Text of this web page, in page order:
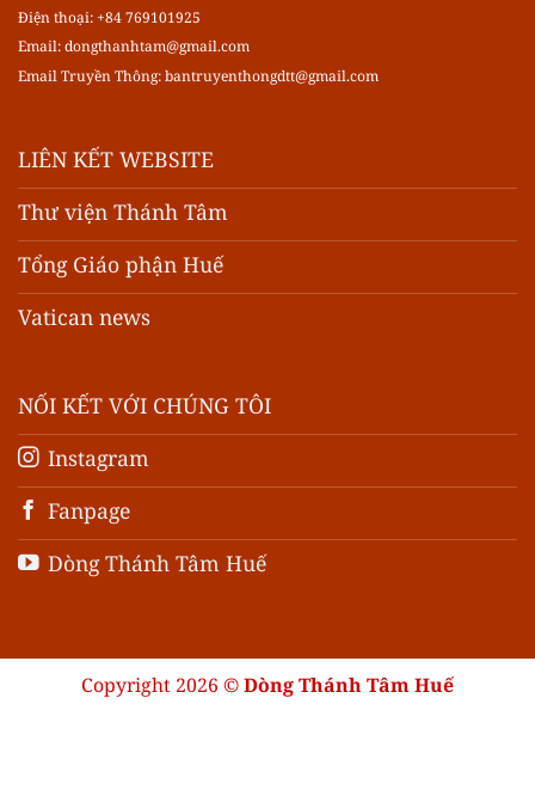
Điện thoại: +84 769101925
Email:dongthanhtam@gmail.com
Email Truyền Thông:bantruyenthongdtt@gmail.com
LIÊN KẾT WEBSITE
Thư viện Thánh Tâm
Tổng Giáo phận Huế
Vatican news
NỐI KẾT VỚI CHÚNG TÔI
Instagram
Fanpage
Dòng Thánh Tâm Huế
Copyright 2026 ©Dòng Thánh Tâm Huế